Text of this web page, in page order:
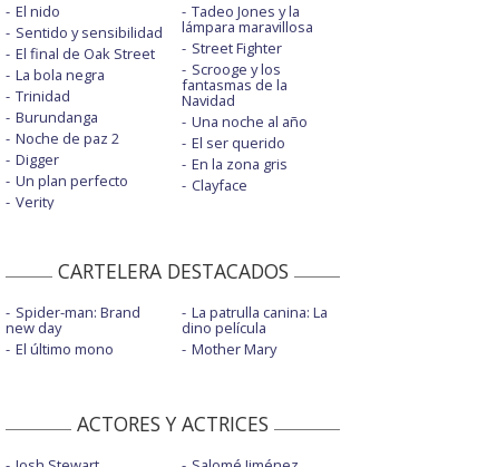
El nido
Sentido y sensibilidad
El final de Oak Street
La bola negra
Trinidad
Burundanga
Noche de paz 2
Digger
Un plan perfecto
Verity
Tadeo Jones y la
lámpara maravillosa
Street Fighter
Scrooge y los
fantasmas de la
Navidad
Una noche al año
El ser querido
En la zona gris
Clayface
CARTELERA DESTACADOS
Spider-man: Brand
new day
El último mono
La patrulla canina: La
dino película
Mother Mary
ACTORES Y ACTRICES